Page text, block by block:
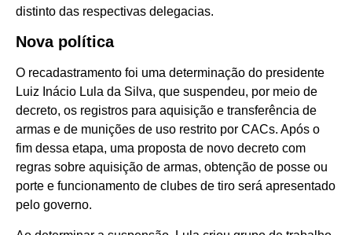
distinto das respectivas delegacias.
Nova política
O recadastramento foi uma determinação do presidente
Luiz Inácio Lula da Silva, que suspendeu, por meio de
decreto, os registros para aquisição e transferência de
armas e de munições de uso restrito por CACs. Após o
fim dessa etapa, uma proposta de novo decreto com
regras sobre aquisição de armas, obtenção de posse ou
porte e funcionamento de clubes de tiro será apresentado
pelo governo.